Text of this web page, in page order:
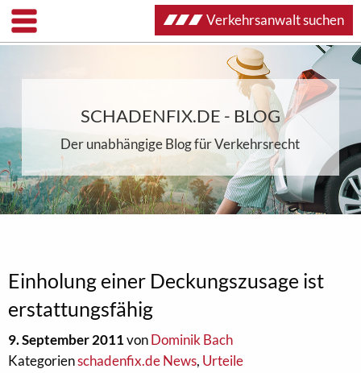
SCHADENFIX.DE - BLOG
Der unabhängige Blog für Verkehrsrecht
Einholung einer Deckungszusage ist
erstattungsfähig
9. September 2011vonDominik Bach
Kategorienschadenfix.de News, Urteile
Verkehrsanwalt suchen